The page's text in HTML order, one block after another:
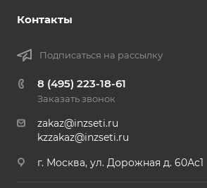
Контакты
Подписаться на рассылку
8 (495) 223-18-61
Заказать звонок
zakaz@inzseti.ru
kzzakaz@inzseti.ru
г. Москва, ул. Дорожная д. 60Ас1